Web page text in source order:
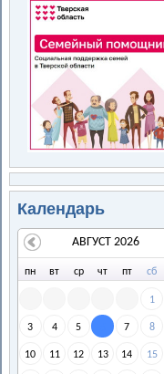
Календарь
пн вт ср чт пт сб
1
3 4 5 7 8
10 11 12 13 14 15
АВГУСТ 2026